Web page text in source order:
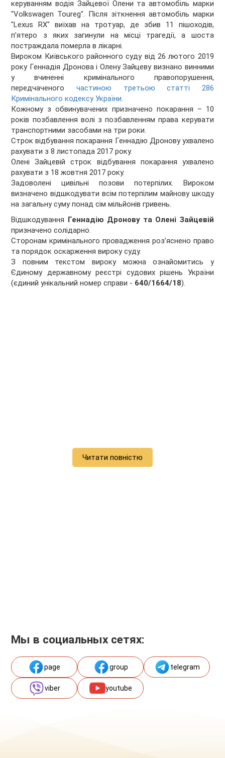
керуванням водія Зайцевої Олени та автомобіль марки
"Volkswagen Toureg". Після зіткнення автомобіль марки
"Lexus RX" виїхав на тротуар, де збив 11 пішоходів,
п’ятеро з яких загинули на місці трагедії, а шоста
постраждала померла в лікарні.
Вироком Київського районного суду від 26 лютого 2019
року Геннадія Дронова і Олену Зайцеву визнано винними
у вчиненні кримінального правопорушення,
передчаченого частиною третьою статті 286
Кримінального кодексу України.
Кожному з обвинувачених призначено покарання – 10
років позбавлення волі з позбавленням права керувати
транспортними засобами на три роки.
Строк відбування покарання Геннадію Дронову ухвалено
рахувати з 8 листопада 2017 року.
Олені Зайцевій строк відбування покарання ухвалено
рахувати з 18 жовтня 2017 року.
Задоволені цивільні позови потерпілих. Вироком
визначено відшкодувати всім потерпілим майнову шкоду
на загальну суму понад сім мільйонів гривень.
Відшкодування Геннадію Дронову та Олені Зайцевій
призначено солідарно.
Сторонам кримінального провадження роз’яснено право
та порядок оскарження вироку суду.
З повним текстом вироку можна ознайомитись у
Єдиному державному реєстрі судових рішень України
(єдиний унікальний номер справи - 640/1664/18).
Читати повністю
Мы в социальных сетях:
page group telegram
viber youtube